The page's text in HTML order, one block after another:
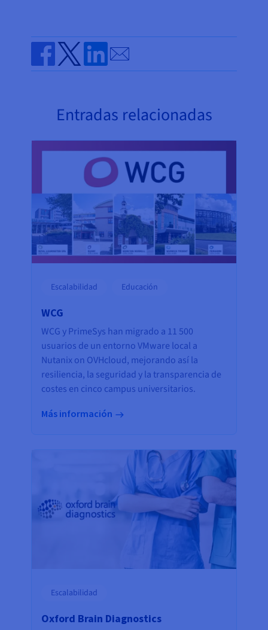
Share on Facebook
Share on Twitter
Share on Linkedin
Send by email
Entradas relacionadas
Escalabilidad Educación
WCG
WCG y PrimeSys han migrado a 11 500
usuarios de un entorno VMware local a
Nutanix on OVHcloud, mejorando así la
resiliencia, la seguridad y la transparencia de
costes en cinco campus universitarios.
Más información
Escalabilidad
Oxford Brain Diagnostics